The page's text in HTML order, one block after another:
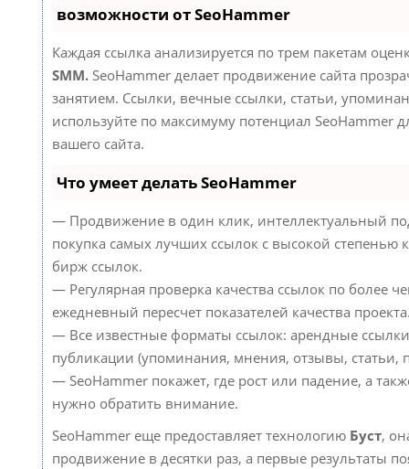
возможности от SeoHammer
Каждая ссылка анализируется по трем пакетам
SMM.SeoHammer делает продвижение сайта
занятием. Ссылки, вечные ссылки, статьи,
используйте по максимуму потенциал SeoHammer
вашего сайта.
Что умеет делать SeoHammer
— Продвижение в один клик, интеллектуальный
покупка самых лучших ссылок с высокой степенью
бирж ссылок.
— Регулярная проверка качества ссылок по более
ежедневный пересчет показателей качества
— Все известные форматы ссылок: арендные
публикации (упоминания, мнения, отзывы, статьи,
— SeoHammer покажет, где рост или падение, а
нужно обратить внимание.
SeoHammer еще предоставляет технологию Буст,
продвижение в десятки раз, а первые результаты